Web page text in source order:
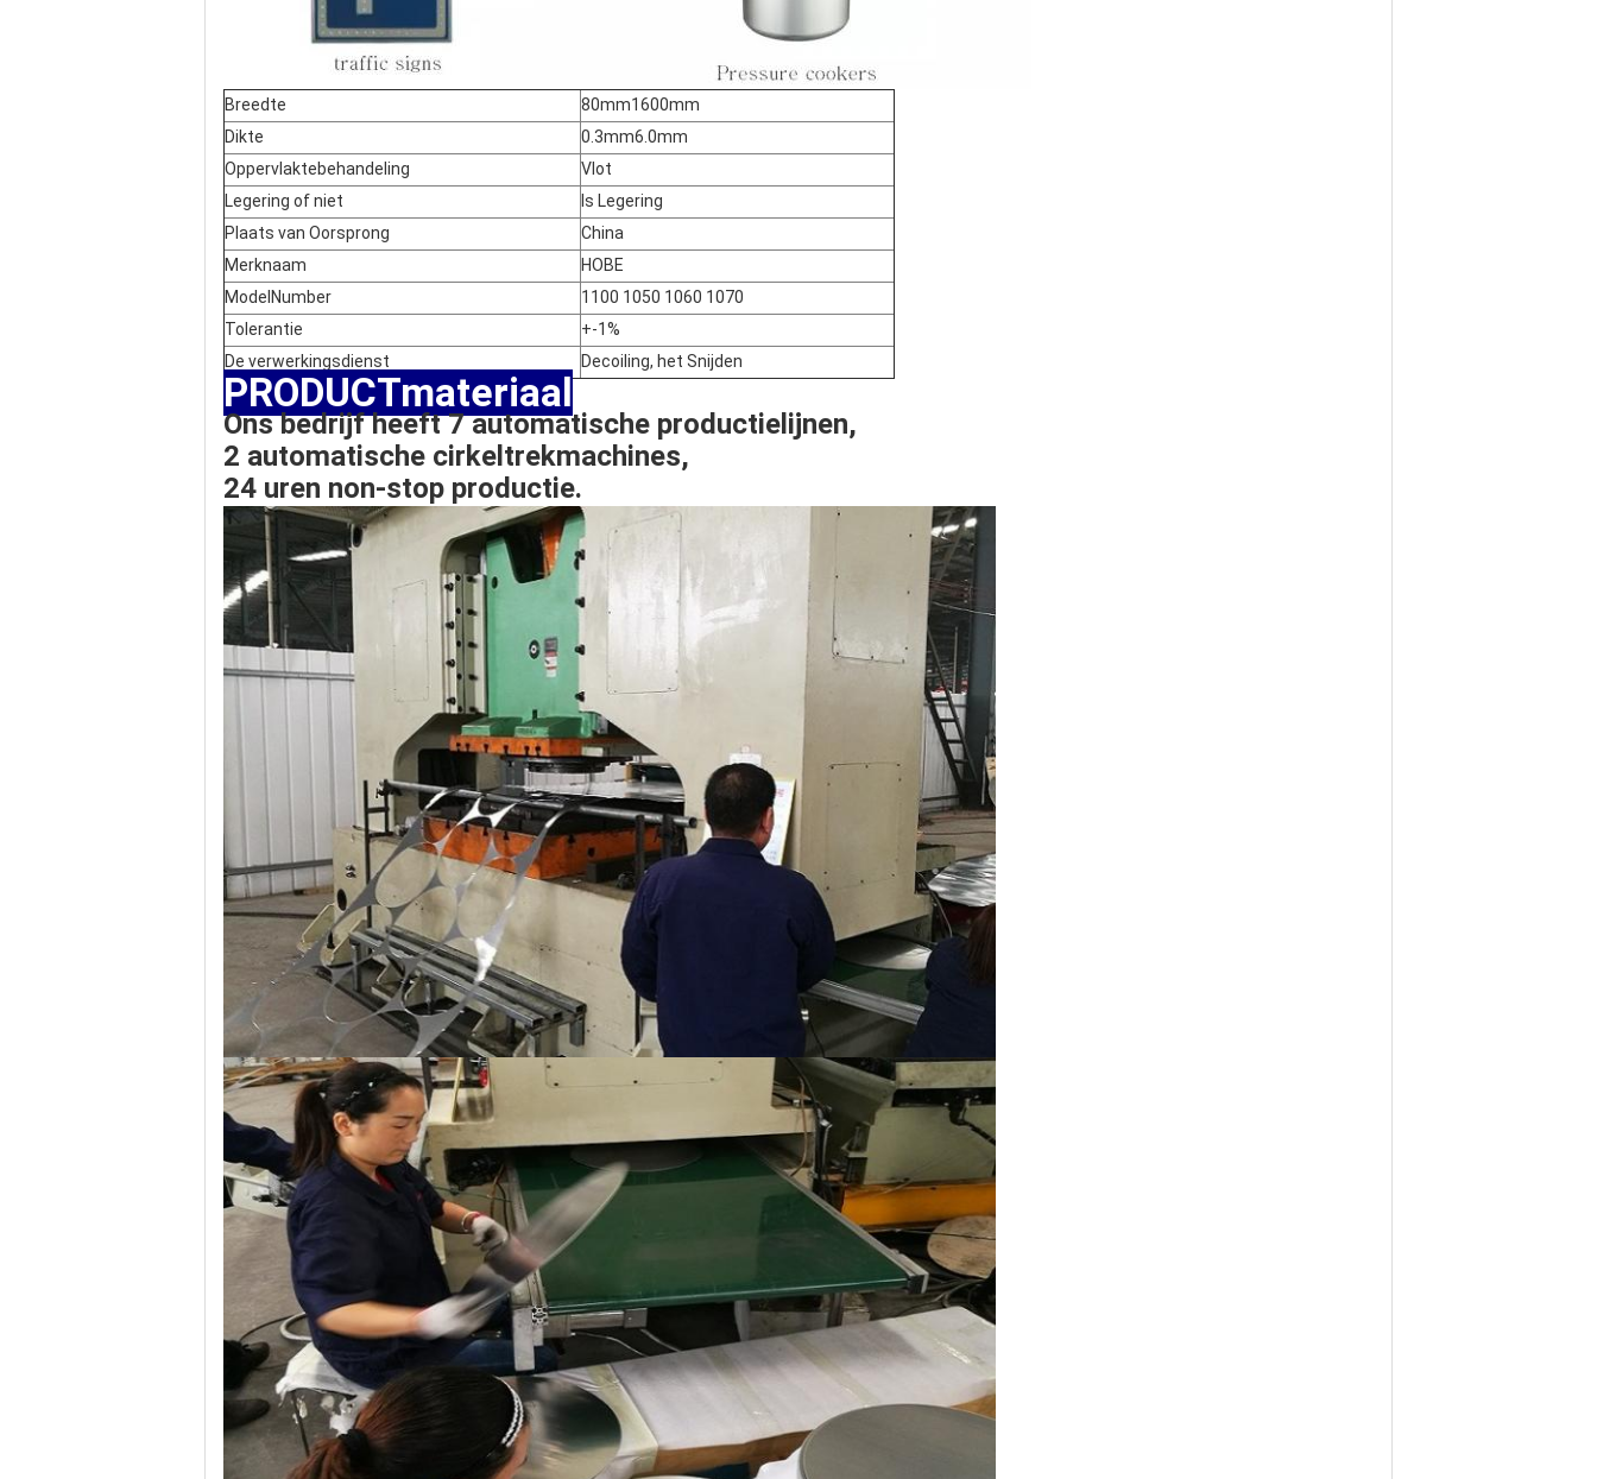
Breedte
80mm1600mm
Dikte
0.3mm6.0mm
Oppervlaktebehandeling
Vlot
Legering of niet
Is Legering
Plaats van Oorsprong
China
Merknaam
HOBE
ModelNumber
1100 1050 1060 1070
Tolerantie
+-1%
De verwerkingsdienst
Decoiling, het Snijden
PRODUCTmateriaal
Ons bedrijf heeft7 automatische productielijnen,
2 automatische cirkeltrekmachines,
24 uren non-stop productie.